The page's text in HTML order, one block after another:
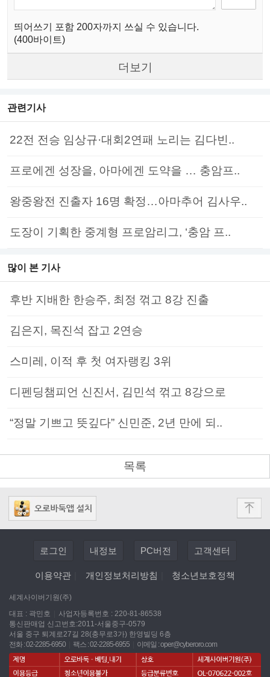
띄어쓰기 포함 200자까지 쓰실 수 있습니다.
(400바이트)
더보기
관련기사
22전 전승 임상규·대회2연패 노리는 김다빈..
프로에겐 성장을, 아마에겐 도약을 … 충암프..
왕중왕전 진출자 16명 확정…아마추어 김사우..
도장이 기획한 중계형 프로암리그, ‘충암 프..
많이 본 기사
후반 지배한 한승주, 최정 꺾고 8강 진출
김은지, 목진석 잡고 2연승
스미레, 이적 후 첫 여자랭킹 3위
디펜딩챔피언 신진서, 김민석 꺾고 8강으로
“정말 기쁘고 뜻깊다” 신민준, 2년 만에 되..
목록
로그인 내정보 PC버전 고객센터
이용약관 개인정보처리방침 청소년보호정책
세계사이버기원(주)
대표 : 곽민호
사업자등록번호 : 220-81-86538
통신판매업 신고번호:2011-서울중구-0579
서울 중구 퇴계로27길 28(충무로3가) 한영빌딩 6층
전화 : 02-2285-6950
팩스 : 02-2285-6955 이메일 :oper@cyberoro.com